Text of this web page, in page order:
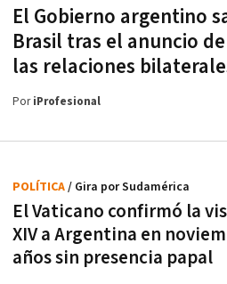
El Gobierno argentino
Brasil tras el anuncio
las relaciones
PoriProfesional
El Vaticano confirmó la
XIV a Argentina en
años sin presencia papal
POLÍTICA/ Gira por Sudamérica